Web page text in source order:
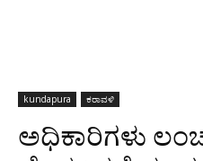
kundapura ಕರಾವಳಿ
ಅಧಿಕಾರಿಗಳು